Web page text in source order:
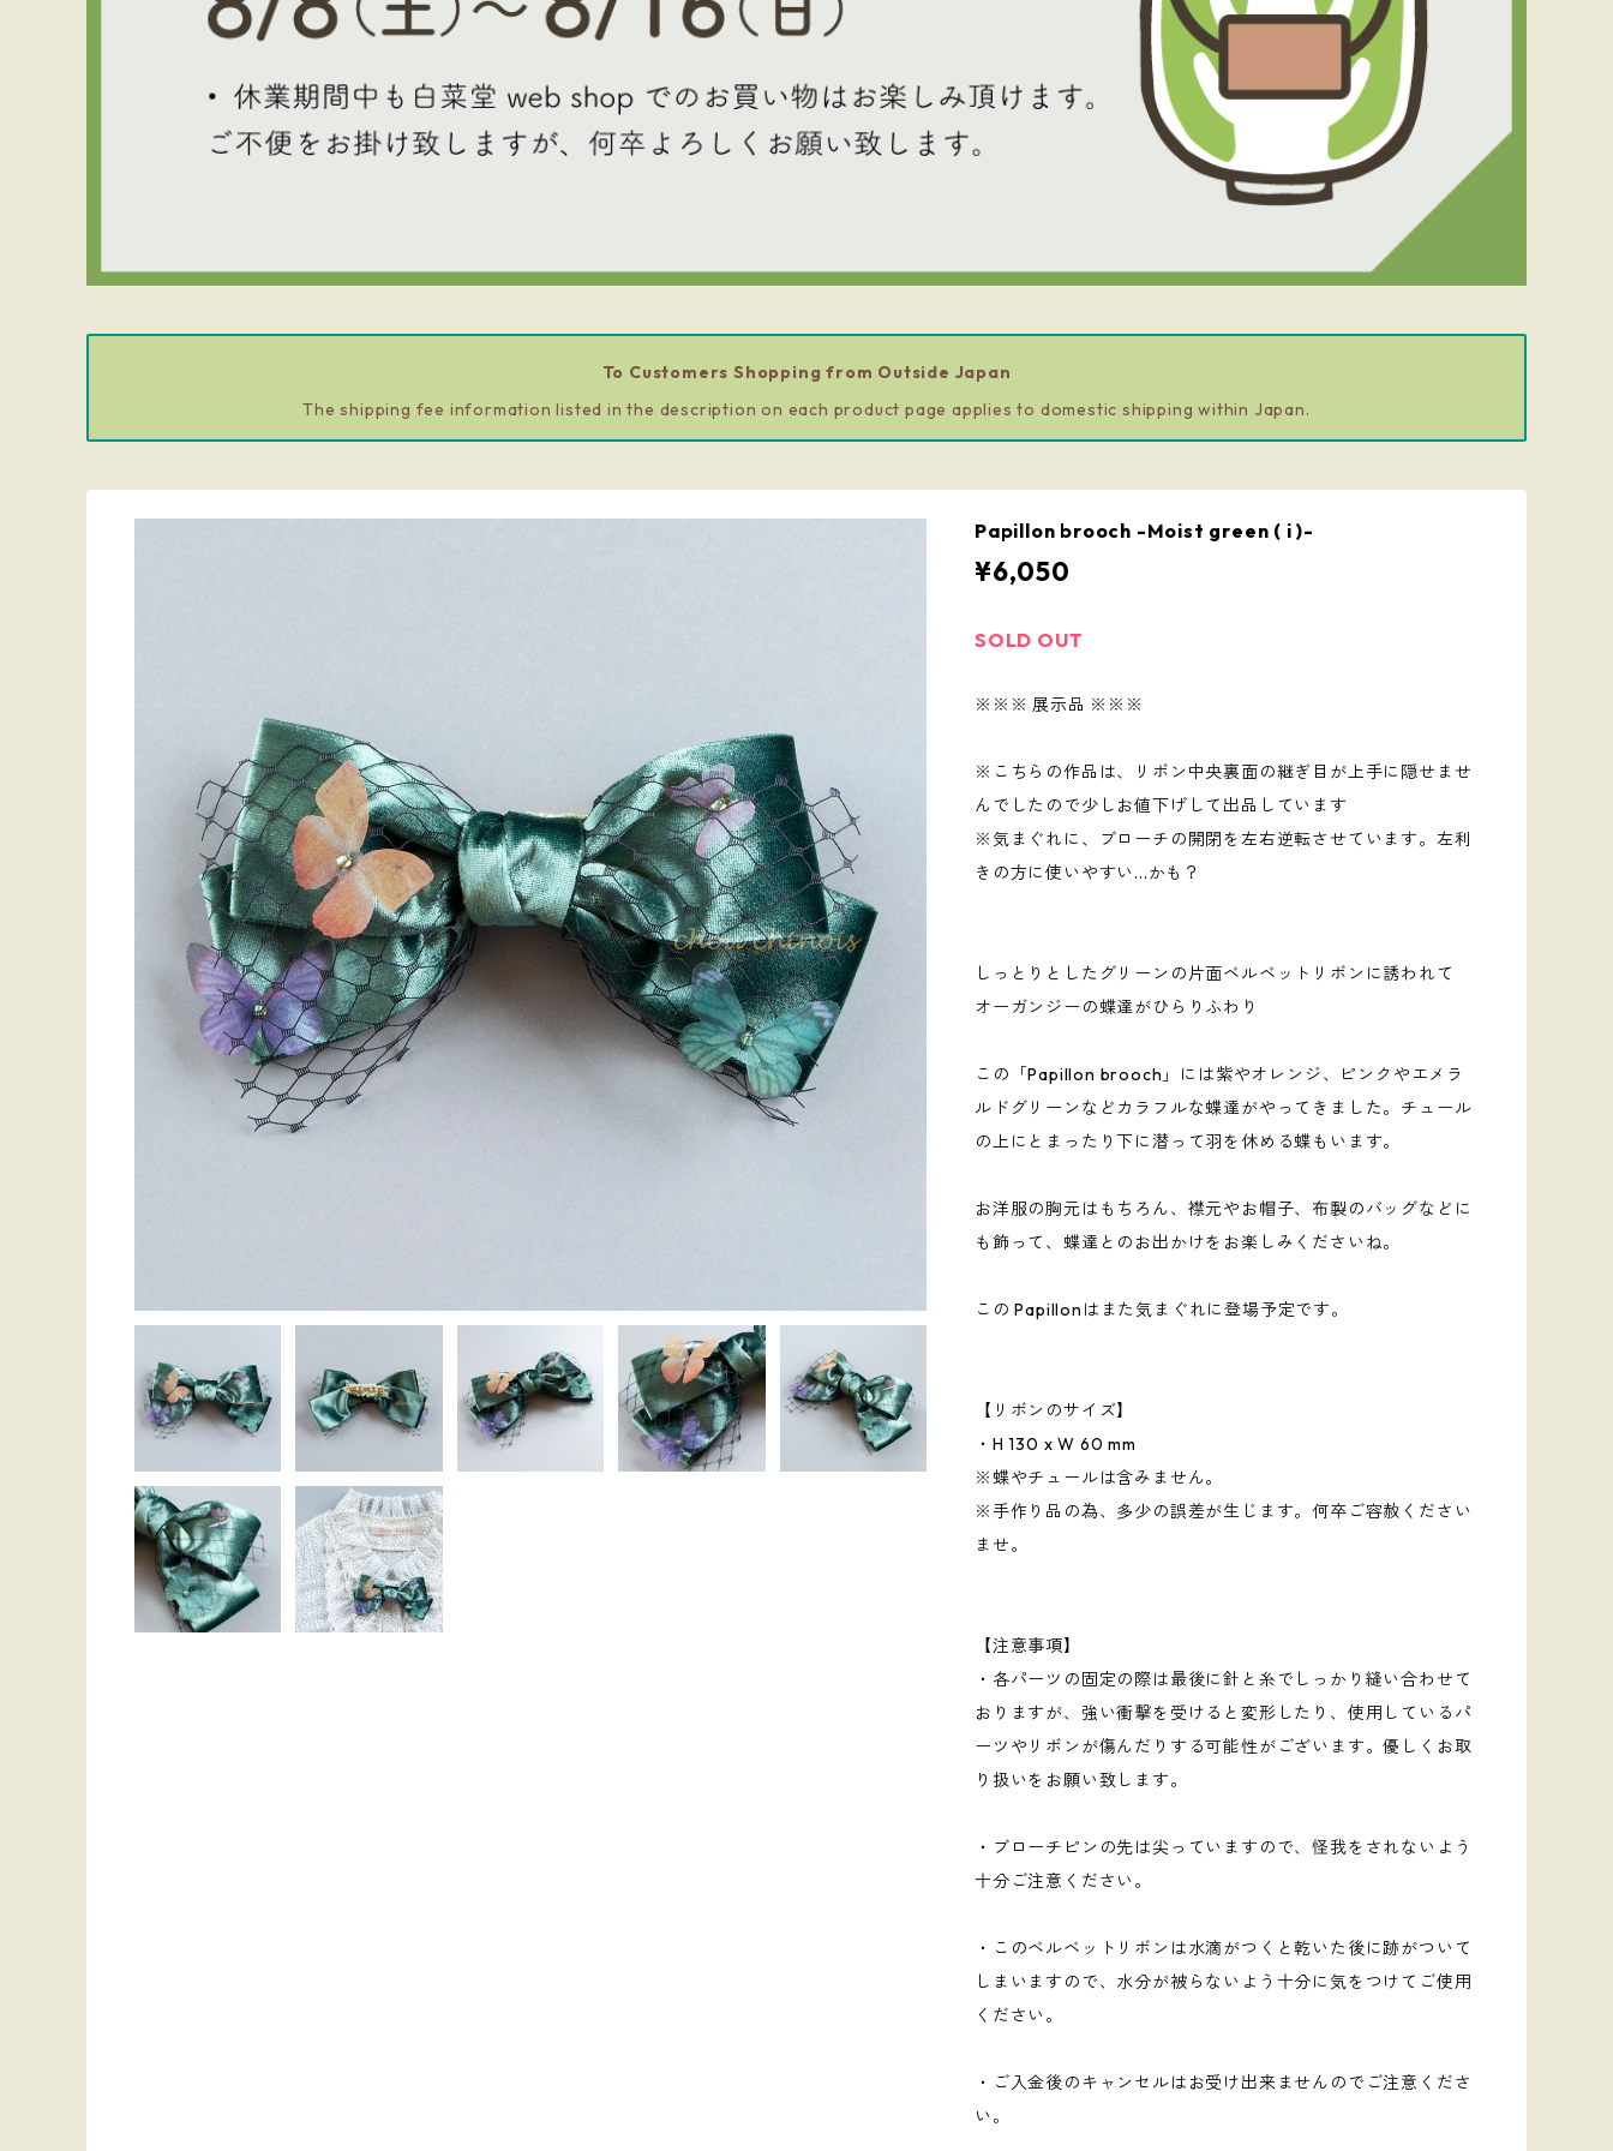
To Customers Shopping from Outside Japan
The shipping fee information listed in the description on each product page applies to domestic shipping within Japan.
Papillon brooch -Moist green ( i )-
¥6,050
SOLD OUT
※※※ 展示品 ※※※
※こちらの作品は、リボン中央裏面の継ぎ目が上手に隠せませ
んでしたので少しお値下げして出品しています
※気まぐれに、ブローチの開閉を左右逆転させています。左利
きの方に使いやすい...かも？
しっとりとしたグリーンの片面ベルベットリボンに誘われて
オーガンジーの蝶達がひらりふわり
この「Papillon brooch」には紫やオレンジ、ピンクやエメラ
ルドグリーンなどカラフルな蝶達がやってきました。チュール
の上にとまったり下に潜って羽を休める蝶もいます。
お洋服の胸元はもちろん、襟元やお帽子、布製のバッグなどに
も飾って、蝶達とのお出かけをお楽しみくださいね。
この Papillonはまた気まぐれに登場予定です。
【リボンのサイズ】
・H 130 x W 60 mm
※蝶やチュールは含みません。
※手作り品の為、多少の誤差が生じます。何卒ご容赦ください
ませ。
【注意事項】
・各パーツの固定の際は最後に針と糸でしっかり縫い合わせて
おりますが、強い衝撃を受けると変形したり、使用しているパ
ーツやリボンが傷んだりする可能性がございます。優しくお取
り扱いをお願い致します。
・ブローチピンの先は尖っていますので、怪我をされないよう
十分ご注意ください。
・このベルベットリボンは水滴がつくと乾いた後に跡がついて
しまいますので、水分が被らないよう十分に気をつけてご使用
ください。
・ご入金後のキャンセルはお受け出来ませんのでご注意くださ
い。